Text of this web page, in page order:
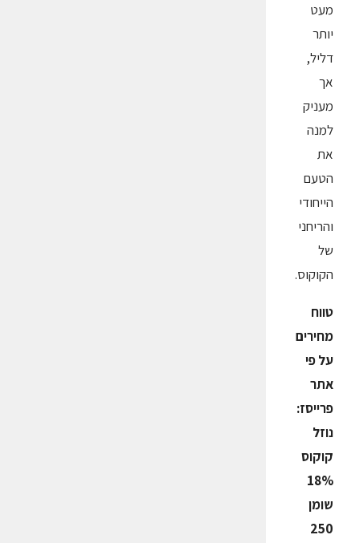
מעט
יותר
דליל,
אך
מעניק
למנה
את
הטעם
הייחודי
והריחני
של
הקוקוס.
טווח
מחירים
על פי
אתר
פרייסז:
נוזל
קוקוס
18%
שומן
250